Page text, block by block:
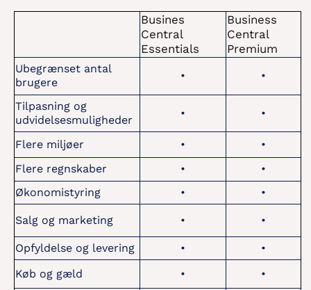
Busines
Central
Essentials
Business
Central
Premium
Ubegrænset antal
brugere
• •
Tilpasning og
udvidelsesmuligheder
• •
Flere miljøer •
•
Flere regnskaber
•
•
Økonomistyring
• •
Salg og marketing • •
Opfyldelse og levering •
•
Køb og gæld
•
•